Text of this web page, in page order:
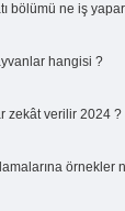
bölümü ne iş
hangisi ?
zekât verilir 2024 ?
örnekler